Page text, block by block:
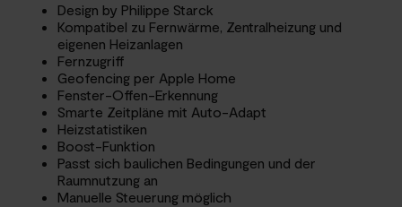
Design by Philippe Starck
Kompatibel zu Fernwärme, Zentralheizung und
eigenen Heizanlagen
Fernzugriff
Geofencing per Apple Home
Fenster-Offen-Erkennung
Smarte Zeitpläne mit Auto-Adapt
Heizstatistiken
Boost-Funktion
Passt sich baulichen Bedingungen und der
Raumnutzung an
Manuelle Steuerung möglich